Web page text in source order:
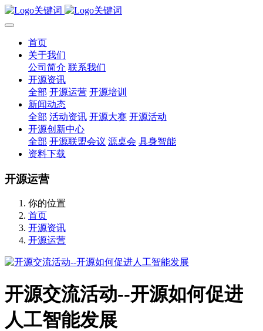
首页
关于我们
公司简介 联系我们
开源资讯
全部 开源运营 开源培训
新闻动态
全部 活动资讯 开源大赛 开源活动
开源创新中心
全部 开源联盟会议 源桌会 具身智能
资料下载
开源运营
你的位置
首页
开源资讯
开源运营
开源交流活动--开源如何促进
人工智能发展